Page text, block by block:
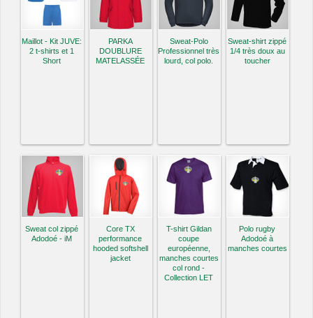
Maillot - Kit JUVE:
2 t-shirts et 1
Short
PARKA
DOUBLURE
MATELASSÉE
Sweat-Polo
Professionnel très
lourd, col polo.
Sweat-shirt zippé
1/4 très doux au
toucher
Sweat col zippé
Adodoé - iM
Core TX
performance
hooded softshell
jacket
T-shirt Gildan
coupe
européenne,
manches courtes
col rond -
Collection LET
Polo rugby
Adodoé à
manches courtes